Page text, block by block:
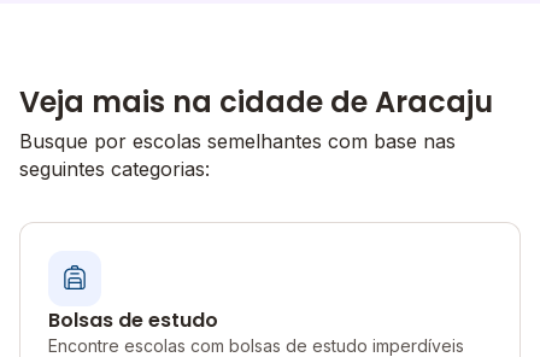
Veja mais na cidade de Aracaju
Busque por escolas semelhantes com base nas
seguintes categorias:
Bolsas de estudo
Encontre escolas com bolsas de estudo imperdíveis